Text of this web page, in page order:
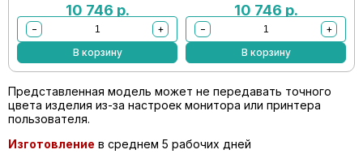
10 746 р.
−
+
В корзину
10 746 р.
−
+
В корзину
Представленная модель может не передавать точного
цвета изделия из-за настроек монитора или принтера
пользователя.
Изготовление в среднем 5 рабочих дней